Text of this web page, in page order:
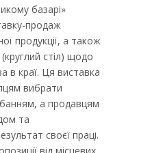
базарі»
продаж
продукції, а також
стіл) щодо
в краї. Ця виставка
вибрати
а продавцям
та
своєї праці.
від місцевих